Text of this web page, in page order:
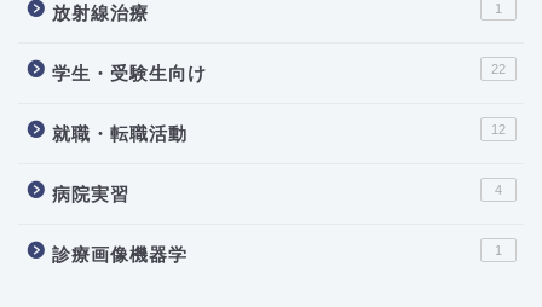
放射線治療 1
学生・受験生向け 22
就職・転職活動 12
病院実習 4
診療画像機器学 1